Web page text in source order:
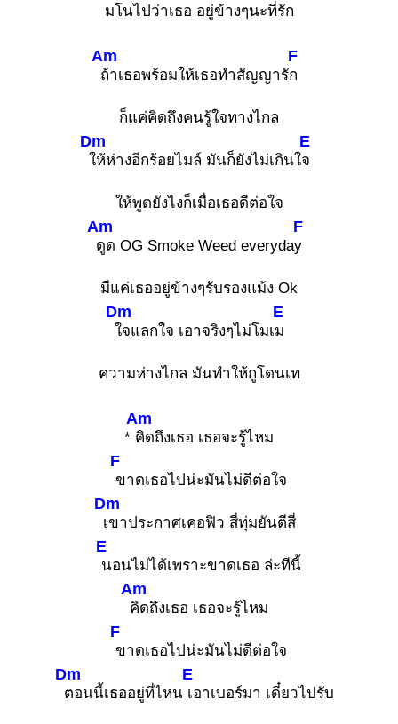
มโนไปว่าเธอ อยู่ข้างๆนะที่รัก
Am
ถ้าเธอพร้อมให้เธอทำสัญญารั
F
ก
ก็แค่คิดถึงคนรู้ใจทางไกล
Dm
ให้ห่างอีกร้อยไมล์ มันก็ยังไม่เกินใ
E
จ
ให้พูดยังไงก็เมื่อเธอดีต่อใจ
Am
ดูด OG Smoke Weed everyda
F
y
มีแค่เธออยู่ข้างๆรับรองแม้ง Ok
Dm
ใจแลกใจ เอาจริงๆไม่โมเ
E
ม
ความห่างไกล มันทำให้กูโดนเท
*
Am
คิดถึงเธอ เธอจะรู้ไหม
F
ขาดเธอไปน่ะมันไม่ดีต่อใจ
Dm
เขาประกาศเคอฟิว สี่ทุ่มยันตีสี่
E
นอนไม่ได้เพราะขาดเธอ ล่ะทีนี้
Am
คิดถึงเธอ เธอจะรู้ไหม
F
ขาดเธอไปน่ะมันไม่ดีต่อใจ
Dm
ตอนนี้เธออยู่ที่ไหน
E
เอาเบอร์มา เดี๋ยวไปรับ